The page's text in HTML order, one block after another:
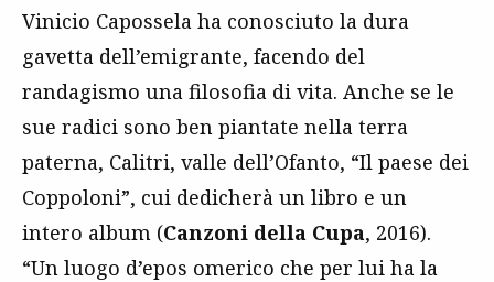
Vinicio Capossela ha conosciuto la dura
gavetta dell’emigrante, facendo del
randagismo una filosofia di vita. Anche se le
sue radici sono ben piantate nella terra
paterna, Calitri, valle dell’Ofanto, “Il paese dei
Coppoloni”, cui dedicherà un libro e un
intero album (Canzoni della Cupa, 2016).
“Un luogo d’epos omerico che per lui ha la